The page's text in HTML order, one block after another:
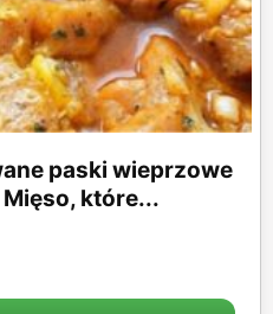
paski wieprzowe
które...